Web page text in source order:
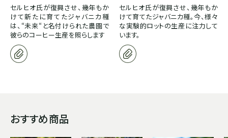
セルヒオ氏が復興させ、幾年もか
けて新たに育てたジャバニカ種
は、“未来“と名付けられた農園で
彼らのコーヒー生産を照らします
セルヒオ氏が復興させ、幾年もか
けて育てたジャバニカ種。今、様々
な実験的ロットの生産に注力して
います。
おすすめ商品
ペルー
ボリビア
インド